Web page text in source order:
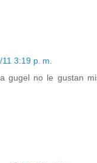
3:19 p. m.
gugel no le gustan